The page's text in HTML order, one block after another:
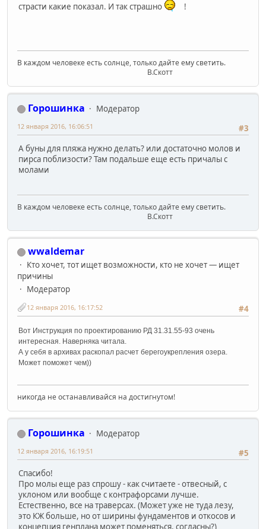
страсти какие показал. И так страшно !
В каждом человеке есть солнце, только дайте ему светить.
В.Скотт
Горошинка
Модератор
#3
12 января 2016, 16:06:51
А буны для пляжа нужно делать? или достаточно молов и
пирса поблизости? Там подальше еще есть причалы с
молами
В каждом человеке есть солнце, только дайте ему светить.
В.Скотт
wwaldemar
Кто хочет, тот ищет возможности, кто не хочет — ищет
причины
Модератор
#4
12 января 2016, 16:17:52
Вот Инструкция по проектированию РД 31.31.55-93 очень
интересная. Наверняка читала.
А у себя в архивах раскопал расчет берегоукрепления озера.
Может поможет чем))
никогда не останавливайся на достигнутом!
Горошинка
Модератор
#5
12 января 2016, 16:19:51
Спасибо!
Про молы еще раз спрошу - как считаете - отвесный, с
уклоном или вообще с контрафорсами лучше.
Естественно, все на траверсах. (Может уже не туда лезу,
это КЖ больше, но от ширины фундаментов и откосов и
концепция генплана может поменяться, согласны?)